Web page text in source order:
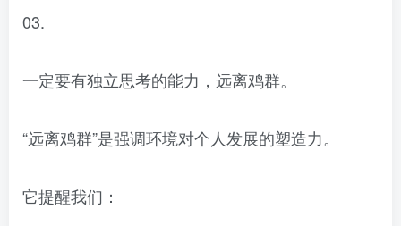
03.
一定要有独立思考的能力，远离鸡群。
“远离鸡群”是强调环境对个人发展的塑造力。
它提醒我们：